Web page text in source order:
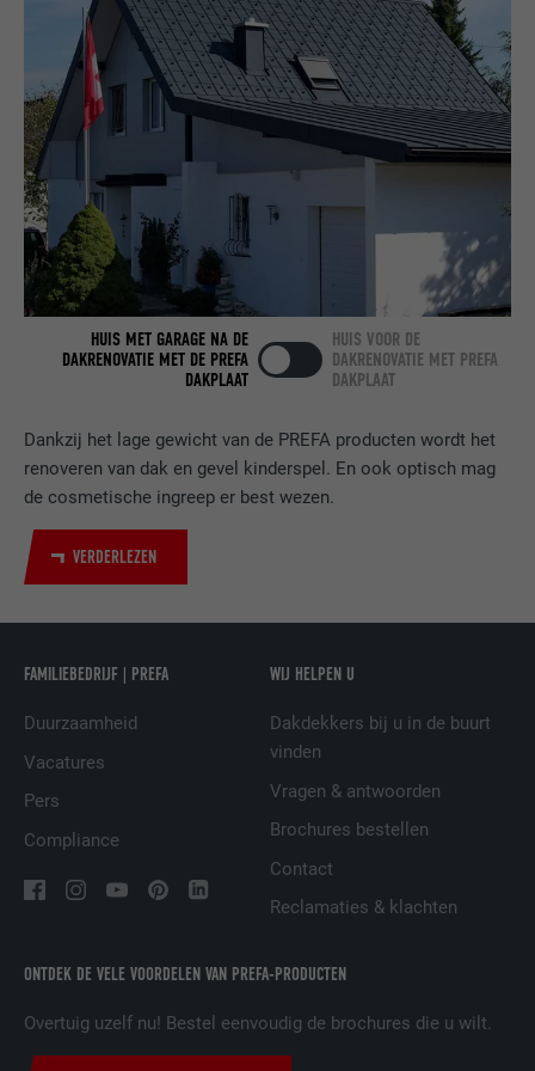
Dankzij het lage gewicht van de PREFA producten wordt het
renoveren van dak en gevel kinderspel. En ook optisch mag
de cosmetische ingreep er best wezen.
VERDERLEZEN
HUIS MET GARAGE NA DE
DAKRENOVATIE MET DE PREFA
DAKPLAAT
HUIS VOOR DE
DAKRENOVATIE MET PREFA
DAKPLAAT
ONTDEK DE VELE VOORDELEN VAN PREFA-PRODUCTEN
Overtuig uzelf nu! Bestel eenvoudig de brochures die u wilt.
FAMILIEBEDRIJF | PREFA
Duurzaamheid
Vacatures
Pers
Compliance
WIJ HELPEN U
Dakdekkers bij u in de buurt
vinden
Vragen & antwoorden
Brochures bestellen
Contact
Reclamaties & klachten
AANBIEDER LinkedIn
VERVALTIJD 2 jaar
Gebruikt door de socialnetworking-dienst
LinkedIn voor het volgen van het gebruik
van ingebedde diensten.
NAAM bscookie
AANBIEDER LinkedIn
Gebruikt door de socialnetworking-dienst
LinkedIn voor het volgen van het gebruik
van ingebedde diensten.
DOEL
Wordt gebruikt om bezoekers op meerdere
websites te volgen, om op basis van de
reclame te presenteren.
AANBIEDER LinkedIn
VERVALTIJD 1 dag